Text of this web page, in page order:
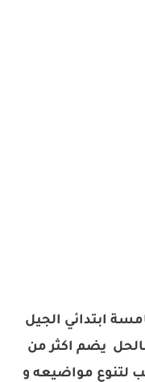
ابتدائي الجيل
يضم اكثر من
لتنوع مواضيعه و